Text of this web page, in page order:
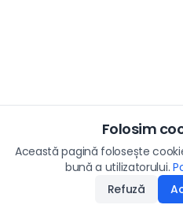
Folosim
Această pagină folosește
bună a utilizatorului.
Refuză